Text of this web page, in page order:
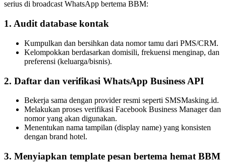
serius di broadcast WhatsApp bertema BBM:
1. Audit database kontak
Kumpulkan dan bersihkan data nomor tamu dari PMS/CRM.
Kelompokkan berdasarkan domisili, frekuensi menginap, dan
preferensi (keluarga/bisnis).
2. Daftar dan verifikasi WhatsApp Business API
Bekerja sama dengan provider resmi seperti SMSMasking.id.
Melakukan proses verifikasi Facebook Business Manager dan
nomor yang akan digunakan.
Menentukan nama tampilan (display name) yang konsisten
dengan brand hotel.
3. Menyiapkan template pesan bertema hemat BBM